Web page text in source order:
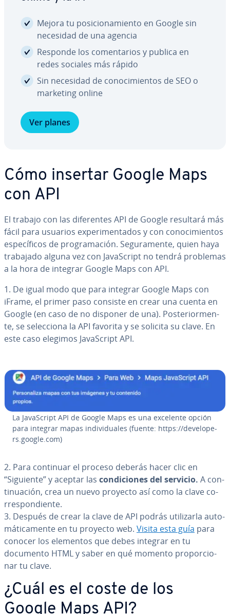
Mejora tu po­si­cio­na­mie­n­to en Google sin
necesidad de una agencia
Responde los co­me­n­ta­rios y publica en
redes sociales más rápido
Sin necesidad de co­no­ci­mie­n­tos de SEO o
marketing online
Ver planes
Cómo insertar Google Maps
con API
El trabajo con las di­fe­re­n­tes API de Google resultará más
fácil para usuarios ex­pe­ri­me­n­ta­dos y con co­no­ci­mie­n­tos
es­pe­cí­fi­cos de pro­gra­ma­ción. Se­gu­ra­me­n­te, quien haya
trabajado alguna vez con Ja­va­S­cri­pt no tendrá problemas
a la hora de integrar Google Maps con API.
1. De igual modo que para integrar Google Maps con
iFrame, el primer paso consiste en crear una cuenta en
Google (en caso de no disponer de una). Po­s­te­rio­r­me­n­
te, se se­le­c­cio­na la API favorita y se solicita su clave. En
este caso elegimos Ja­va­S­cri­pt API.
La Ja­va­S­cri­pt API de Google Maps es una excelente opción
para integrar mapas in­di­vi­dua­les (fuente: https://de­ve­lo­pe­
rs.google.com)
2. Para continuar el proceso deberás hacer clic en
“Siguiente” y aceptar las co­n­di­cio­nes del servicio. A co­n­
ti­nua­ción, crea un nuevo proyecto así como la clave co­
rre­s­po­n­die­n­te.
3. Después de crear la clave de API podrás uti­li­zar­la au­to­
má­ti­ca­me­n­te en tu proyecto web. Visita esta guía para
conocer los elementos que debes integrar en tu
documento HTML y saber en qué momento pro­po­r­cio­
nar tu clave.
¿Cuál es el coste de los
Google Maps API?